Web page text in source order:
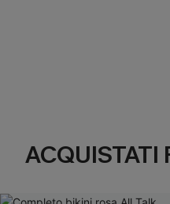
ACQUISTATI